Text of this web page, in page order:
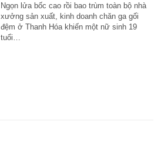
Ngọn lửa bốc cao rồi bao trùm toàn bộ nhà
xưởng sản xuất, kinh doanh chăn ga gối
đệm ở Thanh Hóa khiến một nữ sinh 19
tuổi…